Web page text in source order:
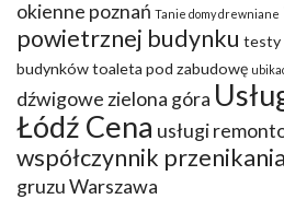
okienne poznań Tanie domy drewniane
powietrznej budynku testy
budynkówtoaleta pod zabudowę
dźwigowe zielona góra
Łódź Cena usługi
współczynnik
gruzu Warszawa